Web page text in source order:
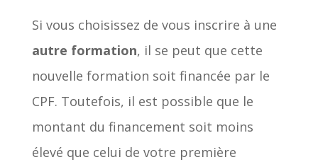
Si vous choisissez de vous inscrire à une
autre formation, il se peut que cette
nouvelle formation soit financée par le
CPF. Toutefois, il est possible que le
montant du financement soit moins
élevé que celui de votre première